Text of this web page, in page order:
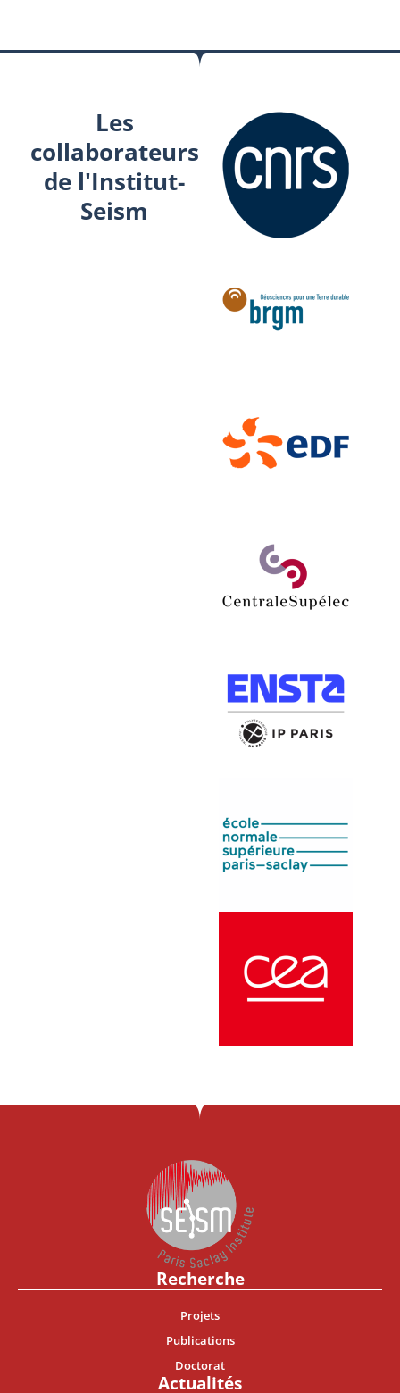
Les
collaborateurs
de l'Institut-
Seism
Recherche
Projets
Publications
Doctorat
Actualités